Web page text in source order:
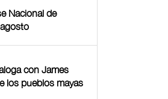
Nacional de
con James
los pueblos mayas